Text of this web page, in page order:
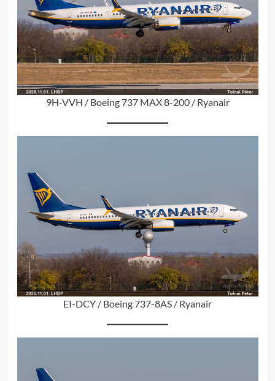
9H-VVH / Boeing 737 MAX 8-200 / Ryanair
EI-DCY / Boeing 737-8AS / Ryanair